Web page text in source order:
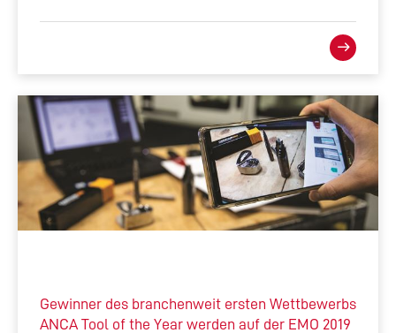
Gewinner des branchenweit ersten Wettbewerbs
ANCA Tool of the Year werden auf der EMO 2019